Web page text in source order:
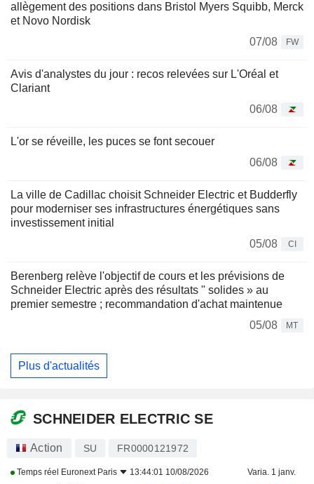
allègement des positions dans Bristol Myers Squibb, Merck
et Novo Nordisk
07/08
FW
Avis d'analystes du jour : recos relevées sur L'Oréal et
Clariant
06/08
L'or se réveille, les puces se font secouer
06/08
La ville de Cadillac choisit Schneider Electric et Budderfly
pour moderniser ses infrastructures énergétiques sans
investissement initial
05/08
CI
Berenberg relève l'objectif de cours et les prévisions de
Schneider Electric après des résultats " solides » au
premier semestre ; recommandation d'achat maintenue
05/08
MT
Plus d'actualités
SCHNEIDER ELECTRIC SE
Action SU FR0000121972
Temps réel Euronext Paris 13:44:01 10/08/2026 Varia. 1 janv.